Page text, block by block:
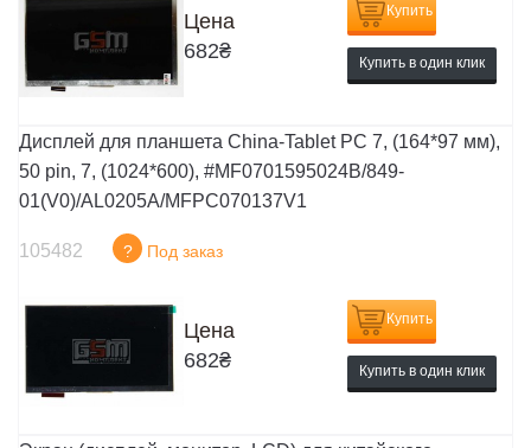
Цена
682₴
Купить
Купить в один клик
Дисплей для планшета China-Tablet PC 7, (164*97 мм),
50 pin, 7, (1024*600), #MF0701595024B/849-
01(V0)/AL0205A/MFPC070137V1
105482 ? Под заказ
Цена
682₴
Купить
Купить в один клик